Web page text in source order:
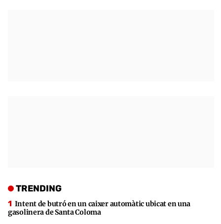
TRENDING
Intent de butró en un caixer automàtic ubicat en una
gasolinera de Santa Coloma